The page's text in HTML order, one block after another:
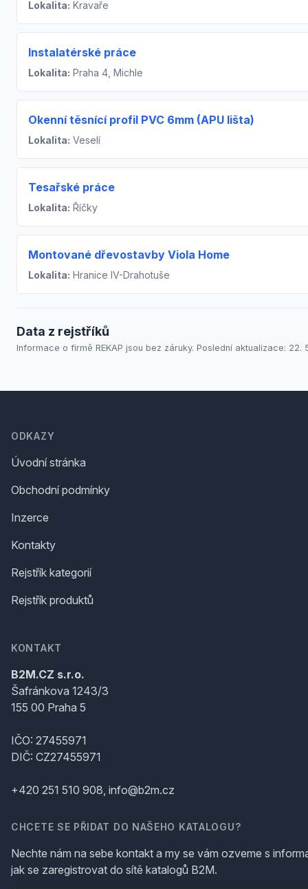
Lokalita: Kravaře
Instalatérské práce
Lokalita: Praha 4, Michle
Okenní těsnící profil PVC 6mm (APU lišta)
Lokalita: Veselí
Tesařské práce
Lokalita: Říčky
Montované dřevostavby Viola Home
Lokalita: Hranice IV-Drahotuše
Data z rejstříků
Informace o firmě REKAP jsou bez záruky. Poslední aktualizace: 22.
ODKAZY
Úvodní stránka
Obchodní podmínky
Inzerce
Kontakty
Rejstřík kategorií
Rejstřík produktů
KONTAKT
B2M.CZ s.r.o.
Šafránkova 1243/3
155 00 Praha 5
IČO: 27455971
DIČ: CZ27455971
+420 251 510 908, info@b2m.cz
CHCETE SE PŘIDAT DO NAŠEHO KATALOGU?
Nechte nám na sebe kontakt a my se vám ozveme s
jak se zaregistrovat do sítě katalogů B2M.